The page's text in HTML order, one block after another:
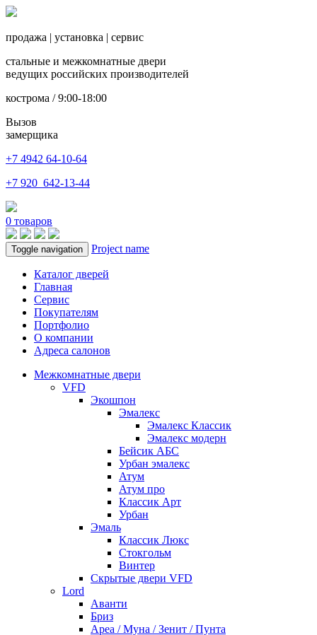
продажа | установка | сервис
стальные и межкомнатные двери
ведущих российских производителей
кострома / 9:00-18:00
Вызов
замерщика
+7 4942 64-10-64
+7 920 642-13-44
0 товаров
Toggle navigation Project name
Каталог дверей
Главная
Сервис
Покупателям
Портфолио
О компании
Адреса салонов
Межкомнатные двери
VFD
Экошпон
Эмалекс
Эмалекс Классик
Эмалекс модерн
Бейсик АБС
Урбан эмалекс
Атум
Атум про
Классик Арт
Урбан
Эмаль
Классик Люкс
Стокгольм
Винтер
Скрытые двери VFD
Lord
Аванти
Бриз
Ареа / Муна / Зенит / Пунта